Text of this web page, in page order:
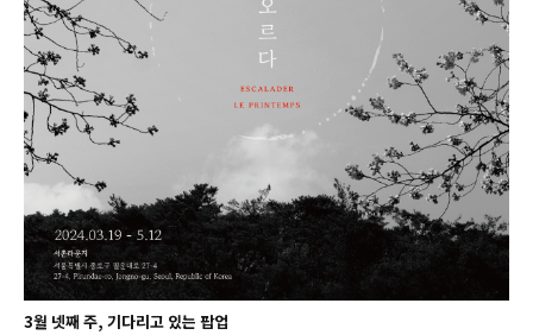
3월 넷째 주, 기다리고 있는 팝업